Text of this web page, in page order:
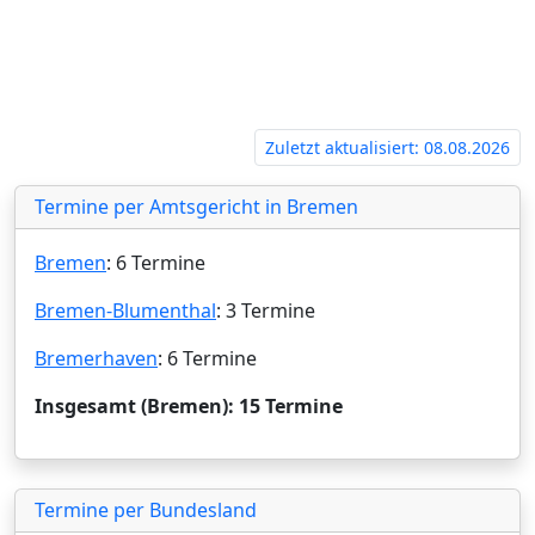
Zuletzt aktualisiert: 08.08.2026
Termine per Amtsgericht in Bremen
Bremen: 6 Termine
Bremen-Blumenthal: 3 Termine
Bremerhaven: 6 Termine
Insgesamt (Bremen): 15 Termine
Termine per Bundesland